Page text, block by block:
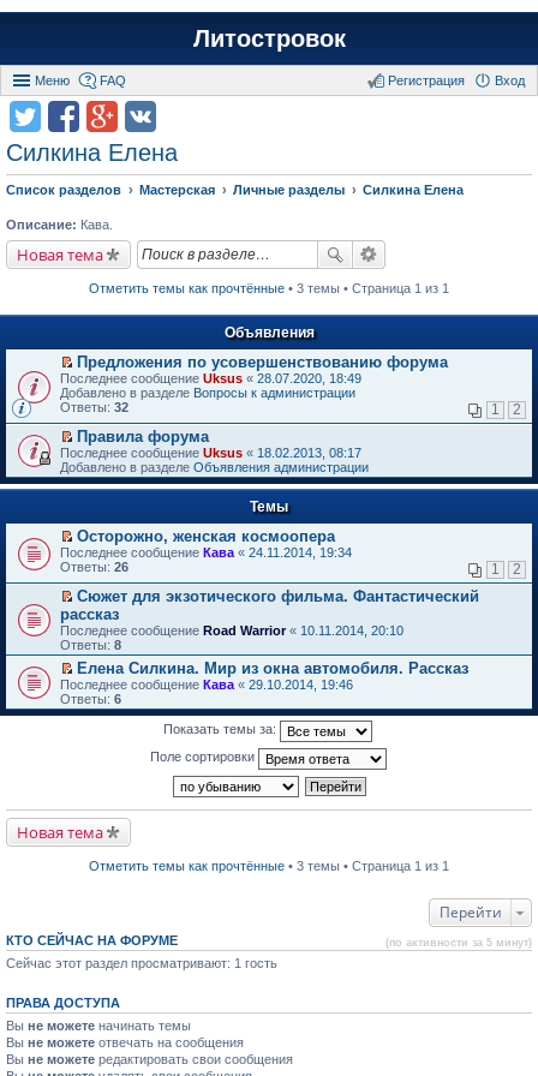
Литостровок
Меню FAQ Вход
Регистрация
Силкина Елена
Список разделов Мастерская Личные разделы Силкина Елена
Описание: Кава.
Новая тема
Отметить темы как прочтённые • 3 темы • Страница 1 из 1
Объявления
П
е
р
й
т
и
к
п
в
о
м
у
н
е
п
р
о
ч
и
т
а
н
о
о
б
щ
Предложения по усовершенствованию форума
Последнее сообщение Uksus « 28.07.2020, 18:49
Добавлено в разделе Вопросы к администрации
Ответы: 32 1 2
П
е
р
е
т
и
к
п
р
о
м
у
н
е
п
р
н
о
м
е
н
и
Правила форума
Последнее сообщение Uksus « 18.02.2013, 08:17
Добавлено в разделе Объявления администрации
Темы
П
е
е
й
т
и
к
п
е
р
в
р
о
ч
и
м
у
с
о
б
щ
е
и
Осторожно, женская космоопера
Последнее сообщение Кава « 24.11.2014, 19:34
Ответы: 26 1 2
П
е
р
е
й
т
и
к
у
е
а
н
н
м
у
с
о
о
Сюжет для экзотического фильма. Фантастический
рассказ
Последнее сообщение Road Warrior« 10.11.2014, 20:10
Ответы: 8
П
е
р
е
в
р
о
ч
т
а
н
н
о
Елена Силкина. Мир из окна автомобиля. Рассказ
Последнее сообщение Кава « 29.10.2014, 19:46
Ответы: 6
Показать темы за:
Поле сортировки
Новая тема
Отметить темы как прочтённые • 3 темы • Страница 1 из 1
Перейти
КТО СЕЙЧАС НА ФОРУМЕ (по активности за 5 минут)
Сейчас этот раздел просматривают: 1 гость
ПРАВА ДОСТУПА
Вы не можете начинать темы
Вы не можете отвечать на сообщения
Вы не можете редактировать свои сообщения